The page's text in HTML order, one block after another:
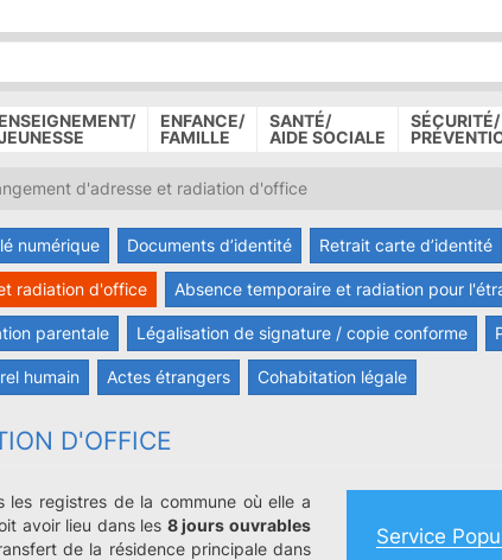
DE
ENSEIGNEMENT/
ENFANCE/
FAMILLE
SANTÉ/
AIDE SOCIALE
SÉCURITÉ/
d'adresse et radiation d'office
numérique Documents d’identité Retrait carte d’identité
radiation d'office Absence temporaire et radiation pour
parentale Légalisation de signature / copie conforme
humain Actes étrangers Cohabitation légale
D'OFFICE
Service
registres de la commune où elle a
avoir lieu dans les 8 jours ouvrables
de la résidence principale dans